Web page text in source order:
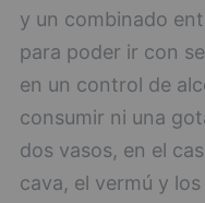
y un combinado
para poder ir con
en un control de
consumir ni una
dos vasos, en el
cava, el vermú y